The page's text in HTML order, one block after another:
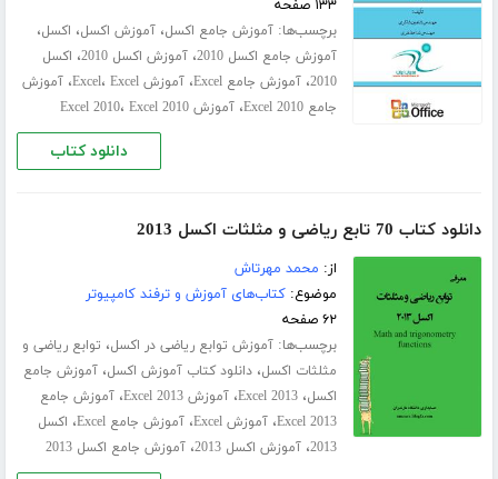
۱۳۳ صفحه
برچسب‌ها:آموزش جامع اکسل،آموزش اکسل، اکسل،
آموزش جامع اکسل 2010 ،آموزش اکسل 2010 ، اکسل
2010،آموزش جامع Excel ،آموزش Excel ، Excel ،آموزش
جامع Excel 2010
،آموزش Excel 2010 ، Excel 2010
دانلود کتاب
دانلود کتاب 70 تابع ریاضی و مثلثات اکسل 2013
از: محمد مهرتاش
موضوع:کتاب‌های آموزش و ترفند کامپیوتر
۶۲ صفحه
برچسب‌ها:آموزش توابع ریاضی در اکسل، توابع ریاضی و
مثلثات اکسل،دانلود کتاب آموزش اکسل،آموزش جامع
اکسل،Excel 2013،آموزش Excel 2013 ،آموزش جامع
Excel 2013،آموزش Excel ،آموزش جامع Excel ، اکسل
2013،آموزش اکسل 2013 ،آموزش جامع اکسل 2013